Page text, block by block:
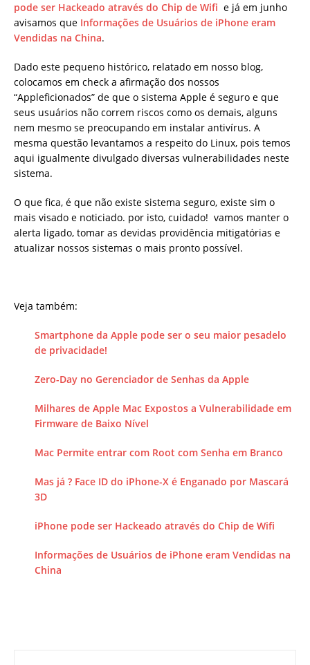
pode ser Hackeado através do Chip de Wifi e já em junho
avisamos que Informações de Usuários de iPhone eram
Vendidas na China.
Dado este pequeno histórico, relatado em nosso blog,
colocamos em check a afirmação dos nossos
“Appleficionados” de que o sistema Apple é seguro e que
seus usuários não correm riscos como os demais, alguns
nem mesmo se preocupando em instalar antivírus. A
mesma questão levantamos a respeito do Linux, pois temos
aqui igualmente divulgado diversas vulnerabilidades neste
sistema.
O que fica, é que não existe sistema seguro, existe sim o
mais visado e noticiado. por isto, cuidado! vamos manter o
alerta ligado, tomar as devidas providência mitigatórias e
atualizar nossos sistemas o mais pronto possível.
Veja também:
Smartphone da Apple pode ser o seu maior pesadelo
de privacidade!
Zero-Day no Gerenciador de Senhas da Apple
Milhares de Apple Mac Expostos a Vulnerabilidade em
Firmware de Baixo Nível
Mac Permite entrar com Root com Senha em Branco
Mas já ? Face ID do iPhone-X é Enganado por Mascará
3D
iPhone pode ser Hackeado através do Chip de Wifi
Informações de Usuários de iPhone eram Vendidas na
China